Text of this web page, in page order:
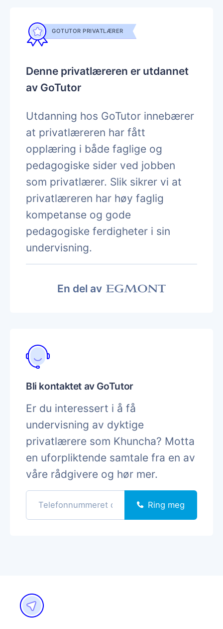
GOTUTOR PRIVATLÆRER
Denne privatlæreren er utdannet
av GoTutor
Utdanning hos GoTutor innebærer
at privatlæreren har fått
opplæring i både faglige og
pedagogiske sider ved jobben
som privatlærer. Slik sikrer vi at
privatlæreren har høy faglig
kompetanse og gode
pedagogiske ferdigheter i sin
undervisning.
En del av
Bli kontaktet av GoTutor
Er du interessert i å få
undervisning av dyktige
privatlærere som Khuncha? Motta
en uforpliktende samtale fra en av
våre rådgivere og hør mer.
Ring meg